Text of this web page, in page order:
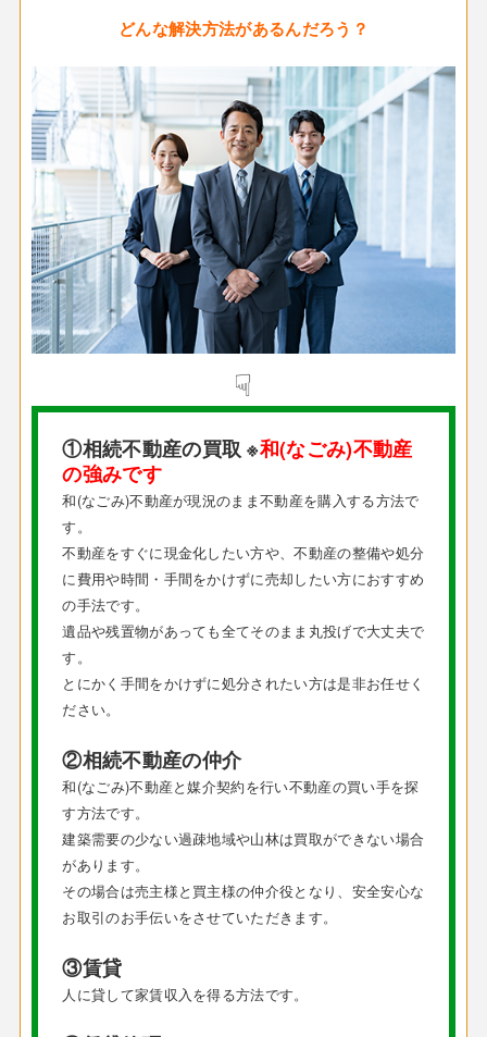
どんな解決方法があるんだろう？
☟
①相続不動産の買取 ※和(なごみ)不動産
の強みです
和(なごみ)不動産が現況のまま不動産を購入する方法で
す。
不動産をすぐに現金化したい方や、不動産の整備や処分
に費用や時間・手間をかけずに売却したい方におすすめ
の手法です。
遺品や残置物があっても全てそのまま丸投げで大丈夫で
す。
とにかく手間をかけずに処分されたい方は是非お任せく
ださい。
②相続不動産の仲介
和(なごみ)不動産と媒介契約を行い不動産の買い手を探
す方法です。
建築需要の少ない過疎地域や山林は買取ができない場合
があります。
その場合は売主様と買主様の仲介役となり、安全安心な
お取引のお手伝いをさせていただきます。
③賃貸
人に貸して家賃収入を得る方法です。